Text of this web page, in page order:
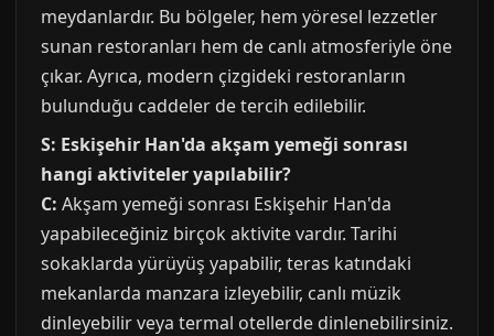
meydanlardır. Bu bölgeler, hem yöresel lezzetler
sunan restoranları hem de canlı atmosferiyle öne
çıkar. Ayrıca, modern çizgideki restoranların
bulunduğu caddeler de tercih edilebilir.
S: Eskişehir Han'da akşam yemeği sonrası
hangi aktiviteler yapılabilir?
C: Akşam yemeği sonrası Eskişehir Han'da
yapabileceğiniz birçok aktivite vardır. Tarihi
sokaklarda yürüyüş yapabilir, teras katındaki
mekanlarda manzara izleyebilir, canlı müzik
dinleyebilir veya termal otellerde dinlenebilirsiniz.